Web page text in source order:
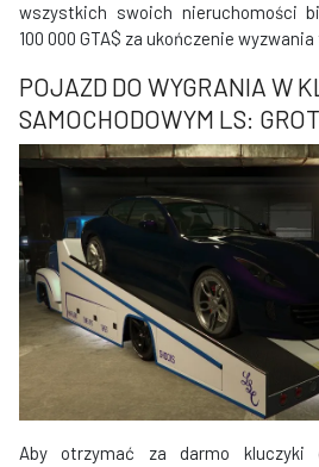
wszystkich swoich nieruchomości
100 000 GTA$ za ukończenie
POJAZD DO WYGRANIA W
SAMOCHODOWYM LS:
Aby otrzymać za darmo kluczyki